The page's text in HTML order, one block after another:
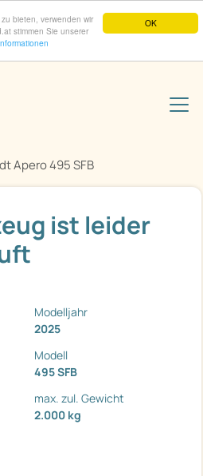
OK
bieten, verwenden wir
stimmen Sie unserer
Apero 495 SFB
ist leider
Modelljahr
2025
Modell
495 SFB
max. zul. Gewicht
2.000 kg